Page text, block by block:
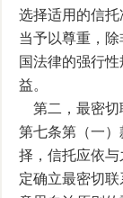
选择适用的信
当予以尊重，
国法律的强行
益。
第二，最密切
第七条第（一
择，信托应依
定确立最密切